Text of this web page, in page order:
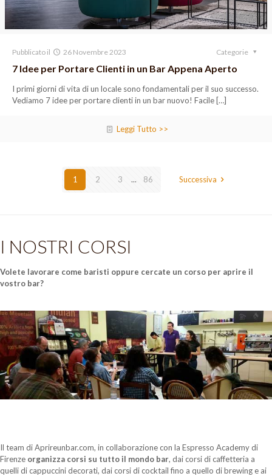
Pubblicato il 26 Novembre 2023 Categorie
7 Idee per Portare Clienti in un Bar Appena Aperto
I primi giorni di vita di un locale sono fondamentali per il suo successo.
Vediamo 7 idee per portare clienti in un bar nuovo! Facile […]
Leggi Tutto >>
1 2 3 ... 86 Successiva
I NOSTRI CORSI
Volete lavorare come baristi oppure cercate un corso per aprire il
vostro bar?
Il team di Aprireunbar.com, in collaborazione con la Espresso Academy di
Firenze organizza corsi su tutto il mondo bar, dai corsi di caffetteria a
quelli di cappuccini decorati, dai corsi di cocktail fino a quello di brewing e ai